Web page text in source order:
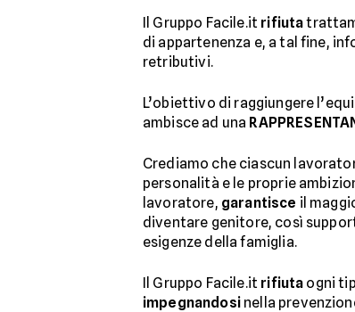
Il Gruppo Facile.it rifiuta
di appartenenza e, a tal fine,
retributivi.
L’obiettivo di raggiungere
ambisce ad una
Crediamo che ciascun
personalità e le proprie
lavoratore, garantisce il
diventare genitore, così
esigenze della famiglia.
Il Gruppo Facile.it rifiuta ogni
impegnandosinella